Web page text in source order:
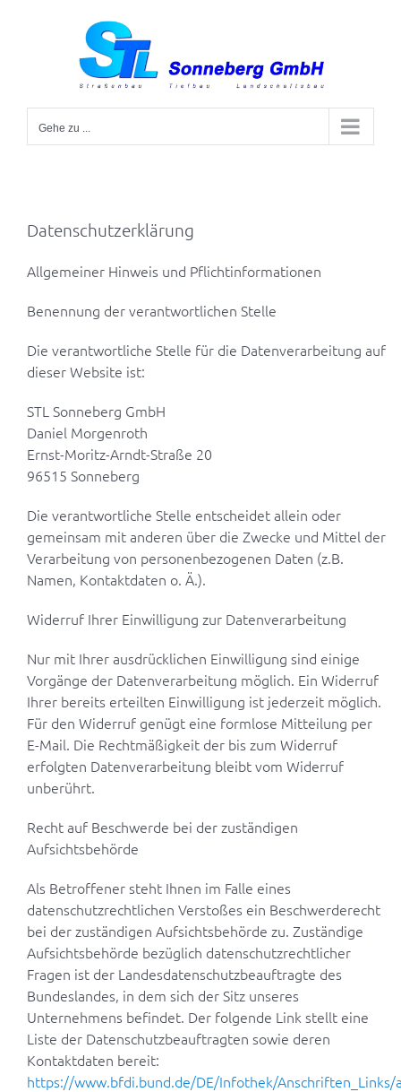
Gehe zu ...
Datenschutzerklärung
Allgemeiner Hinweis und Pflichtinformationen
Benennung der verantwortlichen Stelle
Die verantwortliche Stelle für die Datenverarbeitung auf
dieser Website ist:
STL Sonneberg GmbH
Daniel Morgenroth
Ernst-Moritz-Arndt-Straße 20
96515 Sonneberg
Die verantwortliche Stelle entscheidet allein oder
gemeinsam mit anderen über die Zwecke und Mittel der
Verarbeitung von personenbezogenen Daten (z.B.
Namen, Kontaktdaten o. Ä.).
Widerruf Ihrer Einwilligung zur Datenverarbeitung
Nur mit Ihrer ausdrücklichen Einwilligung sind einige
Vorgänge der Datenverarbeitung möglich. Ein Widerruf
Ihrer bereits erteilten Einwilligung ist jederzeit möglich.
Für den Widerruf genügt eine formlose Mitteilung per
E-Mail. Die Rechtmäßigkeit der bis zum Widerruf
erfolgten Datenverarbeitung bleibt vom Widerruf
unberührt.
Recht auf Beschwerde bei der zuständigen
Aufsichtsbehörde
Als Betroffener steht Ihnen im Falle eines
datenschutzrechtlichen Verstoßes ein Beschwerderecht
bei der zuständigen Aufsichtsbehörde zu. Zuständige
Aufsichtsbehörde bezüglich datenschutzrechtlicher
Fragen ist der Landesdatenschutzbeauftragte des
Bundeslandes, in dem sich der Sitz unseres
Unternehmens befindet. Der folgende Link stellt eine
Liste der Datenschutzbeauftragten sowie deren
Kontaktdaten bereit:
https://www.bfdi.bund.de/DE/Infothek/Anschriften_Links/